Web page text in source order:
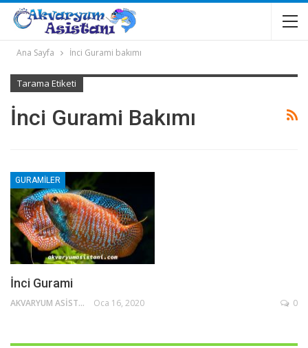
Ana Sayfa İnci Gurami bakımı
Tarama Etiketi
İnci Gurami Bakımı
GURAMILER
İnci Gurami
AKVARYUM ASISTANI Oca 16, 2020 0